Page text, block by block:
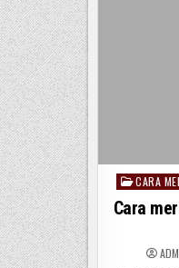
Posted
in
CARA
Cara